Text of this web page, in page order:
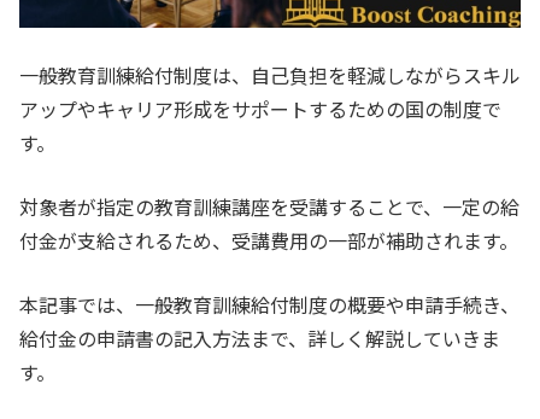
一般教育訓練給付制度は、自己負担を軽減しながらスキル
アップやキャリア形成をサポートするための国の制度で
す。
対象者が指定の教育訓練講座を受講することで、一定の給
付金が支給されるため、受講費用の一部が補助されます。
本記事では、一般教育訓練給付制度の概要や申請手続き、
給付金の申請書の記入方法まで、詳しく解説していきま
す。